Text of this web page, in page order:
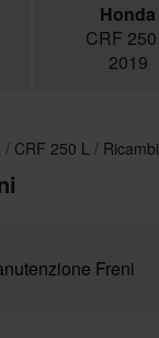
Honda
CRF
2019
CRF 250 L
Freni